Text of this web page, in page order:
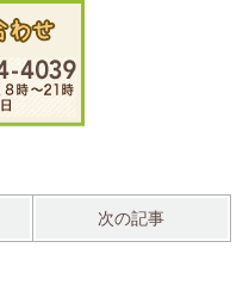
次の記事